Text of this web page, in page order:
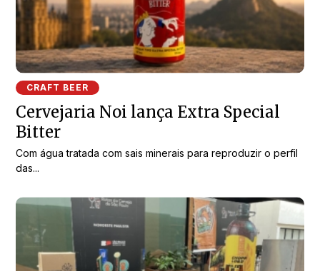
CRAFT BEER
Cervejaria Noi lança Extra Special
Bitter
Com água tratada com sais minerais para reproduzir o perfil
das...